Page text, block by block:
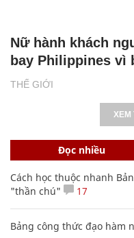
THẾ GIỚI
Nữ hành khách
bay Philippines vì
XEM
Đọc nhiều
Cách học thuộc nhanh
"thần chú"
17
Bảng công thức đạo hàm